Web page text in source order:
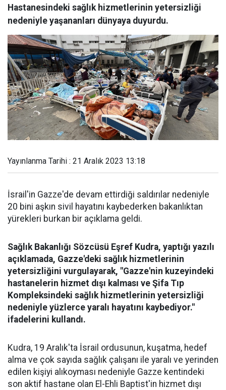
Hastanesindeki sağlık hizmetlerinin yetersizliği
nedeniyle yaşananları dünyaya duyurdu.
Yayınlanma Tarihi : 21 Aralık 2023 13:18
İsrail'in Gazze'de devam ettirdiği saldırılar nedeniyle
20 bini aşkın sivil hayatını kaybederken bakanlıktan
yürekleri burkan bir açıklama geldi.
Sağlık Bakanlığı Sözcüsü Eşref Kudra, yaptığı yazılı
açıklamada, Gazze'deki sağlık hizmetlerinin
yetersizliğini vurgulayarak, "Gazze'nin kuzeyindeki
hastanelerin hizmet dışı kalması ve Şifa Tıp
Kompleksindeki sağlık hizmetlerinin yetersizliği
nedeniyle yüzlerce yaralı hayatını kaybediyor."
ifadelerini kullandı.
Kudra, 19 Aralık'ta İsrail ordusunun, kuşatma, hedef
alma ve çok sayıda sağlık çalışanı ile yaralı ve yerinden
edilen kişiyi alıkoyması nedeniyle Gazze kentindeki
son aktif hastane olan El-Ehli Baptist'in hizmet dışı